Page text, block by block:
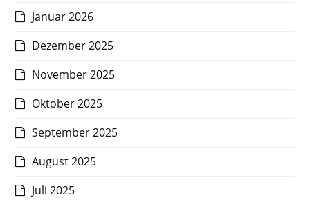
Januar 2026
Dezember 2025
November 2025
Oktober 2025
September 2025
August 2025
Juli 2025